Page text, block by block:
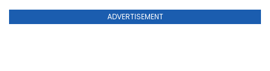
ADVERTISEMENT